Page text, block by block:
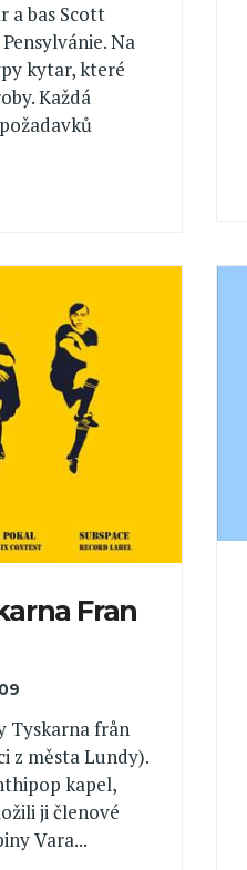
a bas Scott
Na
kytar, které
Každá
Fran
Tyskarna från
z města Lundy).
kapel,
ji členové
Vara...